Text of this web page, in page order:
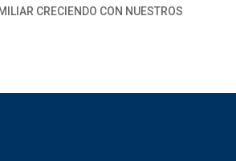
CRECIENDO CON NUESTROS